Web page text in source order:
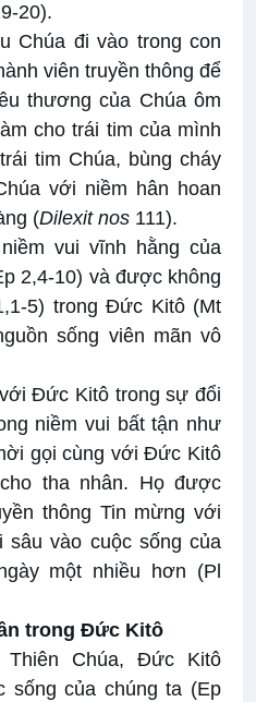
20).
Chúa đi vào trong con
viên truyền thông để
thương của Chúa ôm
cho trái tim của mình
tim Chúa, bùng cháy
với niềm hân hoan
(Dilexit nos 111).
vui vĩnh hằng của
2,4-10) và được không
5) trong Đức Kitô (Mt
sống viên mãn vô
Đức Kitô trong sự đổi
niềm vui bất tận như
gọi cùng với Đức Kitô
tha nhân. Họ được
thông Tin mừng với
vào cuộc sống của
một nhiều hơn (Pl
trong Đức Kitô
Thiên Chúa, Đức Kitô
sống của chúng ta (Ep